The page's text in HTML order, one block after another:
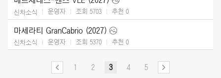
신차소식 운영자 조회 5703 추천 0
마세라티 GranCabrio (2027)
신차소식 운영자 조회 5370 추천 0
1 2 3 4 5